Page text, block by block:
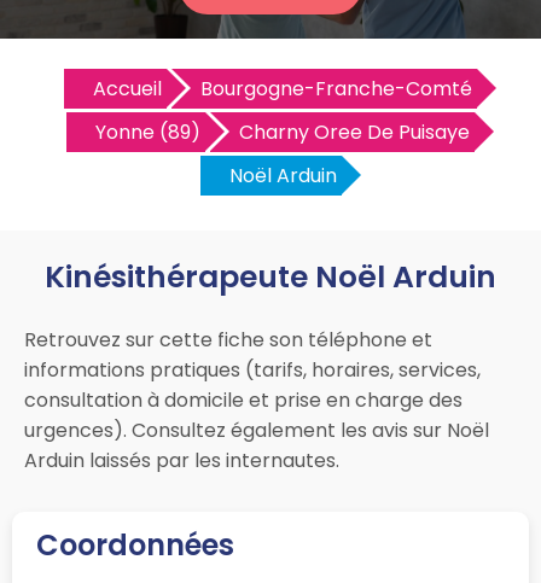
Accueil
Bourgogne-Franche-Comté
Yonne (89)
Charny Oree De Puisaye
Noël Arduin
Kinésithérapeute Noël Arduin
Retrouvez sur cette fiche son téléphone et
informations pratiques (tarifs, horaires, services,
consultation à domicile et prise en charge des
urgences). Consultez également les avis sur Noël
Arduin laissés par les internautes.
Coordonnées